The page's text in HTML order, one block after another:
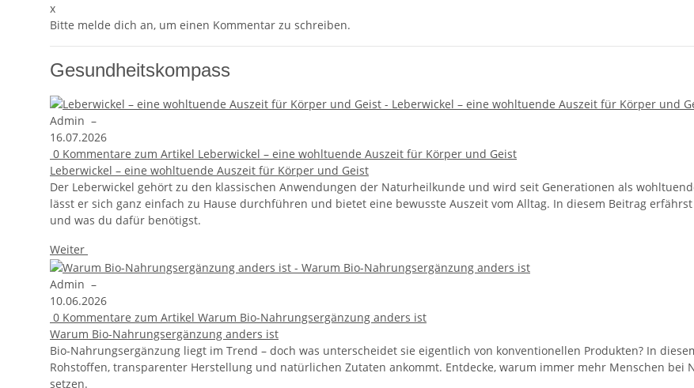
x
Bitte melde dich an, um einen Kommentar zu schreiben.
Gesundheitskompass
Admin –
16.07.2026
0 Kommentare zum Artikel Leberwickel – eine wohltuende Auszeit für Körper und Geist
Leberwickel – eine wohltuende Auszeit für Körper und Geist
Der Leberwickel gehört zu den klassischen Anwendungen der Naturheilkunde und wird seit Generationen als
lässt er sich ganz einfach zu Hause durchführen und bietet eine bewusste Auszeit vom Alltag. In diesem Beitrag
und was du dafür benötigst.
Weiter
Admin –
10.06.2026
0 Kommentare zum Artikel Warum Bio-Nahrungsergänzung anders ist
Warum Bio-Nahrungsergänzung anders ist
Bio-Nahrungsergänzung liegt im Trend – doch was unterscheidet sie eigentlich von konventionellen Produkten? In
Rohstoffen, transparenter Herstellung und natürlichen Zutaten ankommt. Entdecke, warum immer mehr Menschen
setzen.